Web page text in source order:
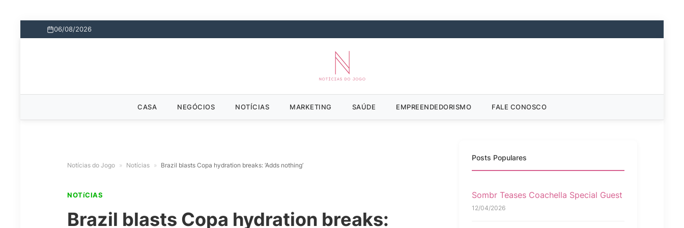
06/08/2026
CASA NEGÓCIOS NOTÍCIAS MARKETING SAÚDE EMPREENDEDORISMO FALE CONOSCO
Notícias do Jogo » Notícias » Brazil blasts Copa hydration breaks: ‘Adds nothing’
NOTíCIAS
Brazil blasts Copa hydration breaks:
Posts Populares
Sombr Teases Coachella Special Guest
12/04/2026